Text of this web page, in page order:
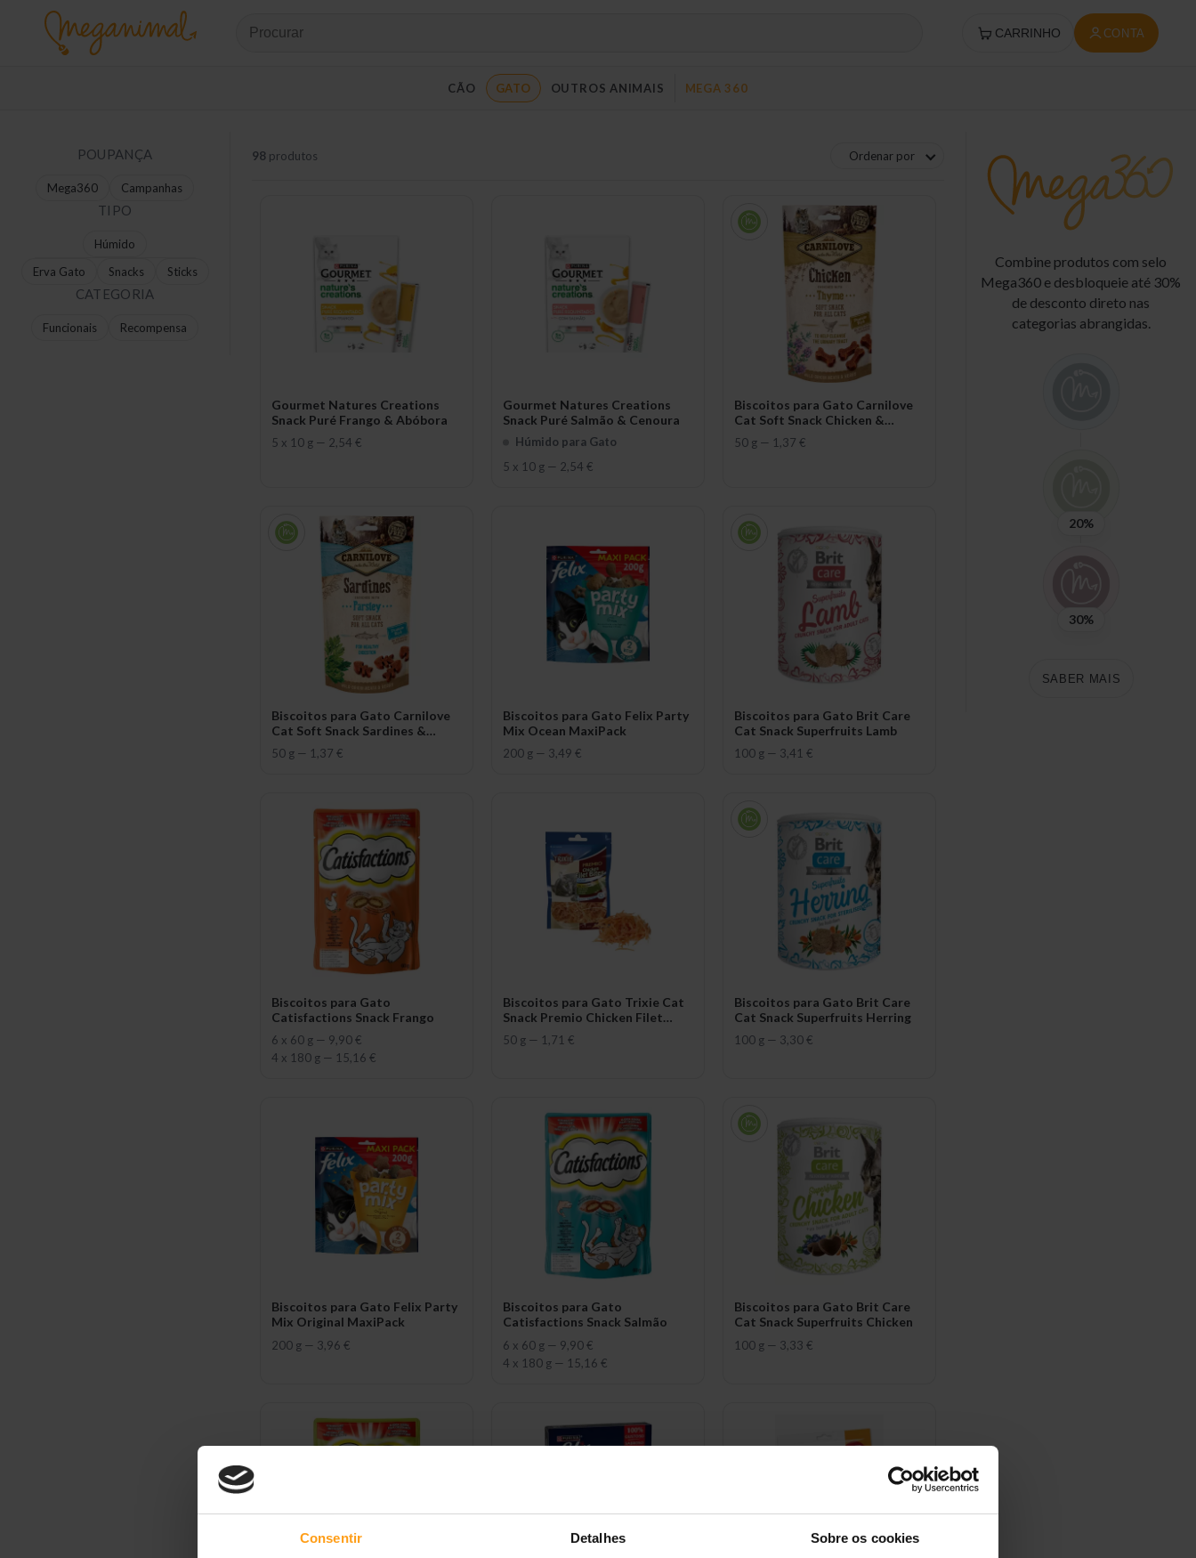
Consentir Detalhes Sobre os cookies
CARRINHO CONTA
CÃO GATO OUTROS ANIMAIS MEGA 360
POUPANÇA
Mega360 Campanhas
TIPO
Húmido
Erva Gato
Snacks Sticks
CATEGORIA
Funcionais Recompensa
98 produtos Ordenar por
Gourmet Natures Creations
Snack Puré Frango & Abóbora
5 x 10 g— 2,54 €
Gourmet Natures Creations
Snack Puré Salmão & Cenoura
Húmido para Gato
5 x 10 g— 2,54 €
Biscoitos para Gato Carnilove
Cat Soft Snack Chicken &
Thyme
50 g— 1,37 €
Biscoitos para Gato Carnilove
Cat Soft Snack Sardines &
Parsley
50 g— 1,37 €
Biscoitos para Gato Felix Party
Mix Ocean MaxiPack
200 g— 3,49 €
Biscoitos para Gato Brit Care
Cat Snack Superfruits Lamb
100 g— 3,41 €
Biscoitos para Gato
Catisfactions Snack Frango
6 x 60 g— 9,90 €
4 x 180 g— 15,16 €
Biscoitos para Gato Trixie Cat
Snack Premio Chicken Filet
Bites
50 g— 1,71 €
Biscoitos para Gato Brit Care
Cat Snack Superfruits Herring
100 g— 3,30 €
Biscoitos para Gato Felix Party
Mix Original MaxiPack
200 g— 3,96 €
Biscoitos para Gato
Catisfactions Snack Salmão
6 x 60 g— 9,90 €
4 x 180 g— 15,16 €
Biscoitos para Gato Brit Care
Cat Snack Superfruits Chicken
100 g— 3,33 €
Combine produtos com selo
Mega360 e desbloqueie até 30%
de desconto direto nas
categorias abrangidas.
20%
30%
SABER MAIS